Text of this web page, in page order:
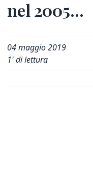
nel 2005...
04 maggio 2019
1' di lettura